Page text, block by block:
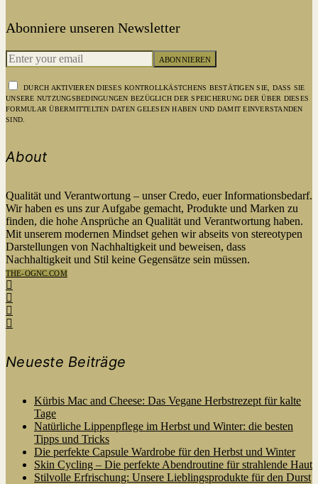
Abonniere unseren Newsletter
ABONNIEREN
DURCH AKTIVIEREN DIESES KONTROLLKÄSTCHENS BESTÄTIGEN SIE, DASS SIE
UNSERE NUTZUNGSBEDINGUNGEN BEZÜGLICH DER SPEICHERUNG DER ÜBER DIESES
FORMULAR ÜBERMITTELTEN DATEN GELESEN HABEN UND DAMIT EINVERSTANDEN
SIND.
About
Qualität und Verantwortung – unser Credo, euer Informationsbedarf.
Wir haben es uns zur Aufgabe gemacht, Produkte und Marken zu
finden, die hohe Ansprüche an Qualität und Verantwortung haben.
Mit unserem modernen Mindset gehen wir abseits von stereotypen
Darstellungen von Nachhaltigkeit und beweisen, dass
Nachhaltigkeit und Stil keine Gegensätze sein müssen.
THE-OGNC.COM
Neueste Beiträge
Kürbis Mac and Cheese: Das Vegane Herbstrezept für kalte
Tage
Natürliche Lippenpflege im Herbst und Winter: die besten
Tipps und Tricks
Die perfekte Capsule Wardrobe für den Herbst und Winter
Skin Cycling – Die perfekte Abendroutine für strahlende Haut
Stilvolle Erfrischung: Unsere Lieblingsprodukte für den Durst